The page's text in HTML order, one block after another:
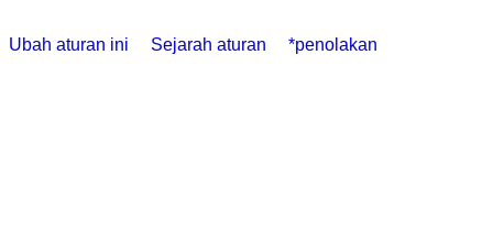
Ubah aturan ini Sejarah aturan *penolakan